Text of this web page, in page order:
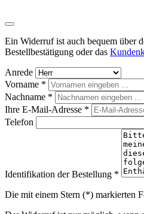
Ein Widerruf ist auch bequem über
Bestellbestätigung oder das
Anrede
Vorname *
Nachname *
Ihre E-Mail-Adresse *
Telefon
Identifikation der Bestellung *
Die mit einem Stern (*) markierten